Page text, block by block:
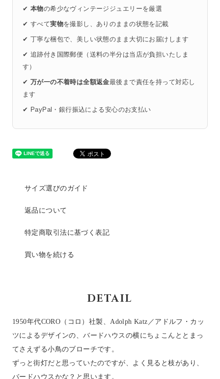
✔ 本物の希少なヴィンテージジュエリーを厳選
✔ すべて実物を撮影し、ありのままの状態を記載
✔ 丁寧な梱包で、美しい状態のまま大切にお届けします
✔ 追跡付き国際郵便（送料の半分は当店が負担いたしま
す）
✔ 万が一の不着時は全額返金最後まで責任を持って対応し
ます
✔ PayPal・銀行振込による安心のお支払い
サイズ選びのガイド
返品について
特定商取引法に基づく表記
買い物を続ける
DETAIL
1950年代CORO（コロ）社製、Adolph Katz／アドルフ・カッ
ツによるデザインの、バードハウスの横にちょこんととまっ
てさえずる小鳥のブローチです。
ずっと街灯だと思っていたのですが、よく見ると枝があり、
バードハウスかな？と思います。